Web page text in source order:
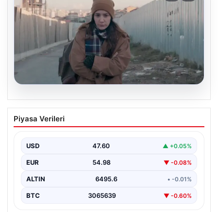
05.08.2026
Türk sinemasında farklı bir imza: Ceylan
Özgün Özçelik’in en iyi filmleri
Piyasa Verileri
USD 47.60 ▲ +0.05%
EUR 54.98 ▼ -0.08%
ALTIN 6495.6 • -0.01%
BTC 3065639 ▼ -0.60%